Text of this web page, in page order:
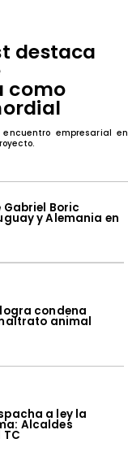
Gabriel Boric
y Alemania en
condena
animal
a ley la
Alcaldes
destaca
como
empresarial en